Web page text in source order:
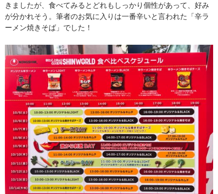
きましたが、食べてみるとどれもしっかり個性があって、好み
が分かれそう。筆者のお気に入りは一番辛いと言われた「辛ラ
ーメン焼きそば」でした！